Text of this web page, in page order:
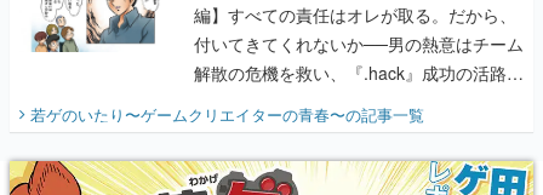
編】すべての責任はオレが取る。だから、
付いてきてくれないか──男の熱意はチーム
解散の危機を救い、『.hack』成功の活路を
開く。業界の快男児・松山 洋に流れる血は
『少年ジャンプ』色だった【若ゲのいた
り】
若ゲのいたり〜ゲームクリエイターの青春〜の記事一覧